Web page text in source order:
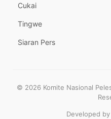
Cukai
Tingwe
Siaran Pers
© 2026 Komite Nasional
Developed by